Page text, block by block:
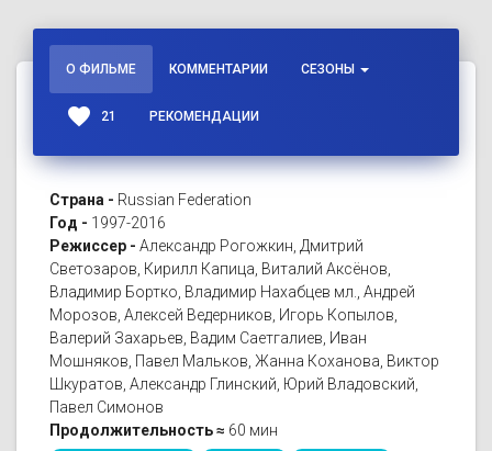
О ФИЛЬМЕ КОММЕНТАРИИ СЕЗОНЫ
favorite 21 РЕКОМЕНДАЦИИ
Страна - Russian Federation
Год - 1997-2016
Режиссер - Александр Рогожкин, Дмитрий
Светозаров, Кирилл Капица, Виталий Аксёнов,
Владимир Бортко, Владимир Нахабцев мл., Андрей
Морозов, Алексей Ведерников, Игорь Копылов,
Валерий Захарьев, Вадим Саетгалиев, Иван
Мошняков, Павел Мальков, Жанна Коханова, Виктор
Шкуратов, Александр Глинский, Юрий Владовский,
Павел Симонов
Продолжительность ≈ 60 мин